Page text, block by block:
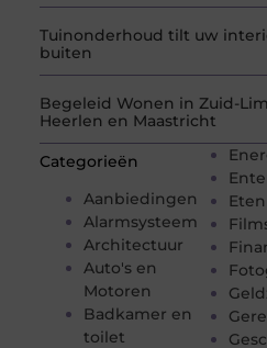
Tuinonderhoud tilt uw
buiten
Begeleid Wonen in Zuid-
Heerlen en Maastricht
Categorieën
Aanbiedingen
Alarmsysteem
Architectuur
Auto's en
Motoren
Badkamer en
toilet